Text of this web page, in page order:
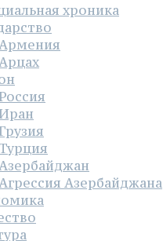
хроника
Турция
Азербайджана